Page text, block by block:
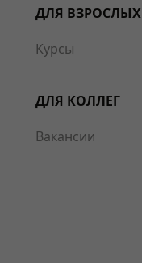
ДЛЯ ВЗРОСЛЫХ
Курсы
ДЛЯ КОЛЛЕГ
Вакансии